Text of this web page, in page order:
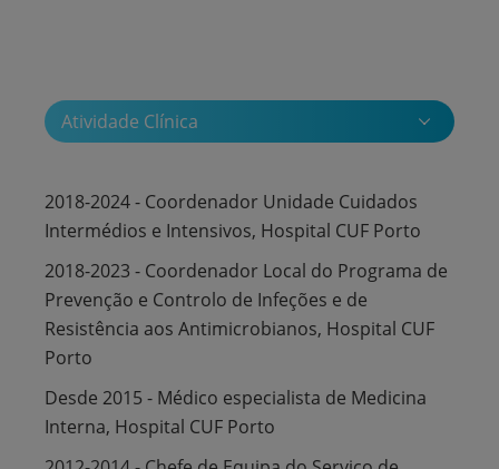
Atividade Clínica
2018-2024 - Coordenador Unidade Cuidados
Intermédios e Intensivos, Hospital CUF Porto
2018-2023 - Coordenador Local do Programa de
Prevenção e Controlo de Infeções e de
Resistência aos Antimicrobianos, Hospital CUF
Porto
Desde 2015 - Médico especialista de Medicina
Interna, Hospital CUF Porto